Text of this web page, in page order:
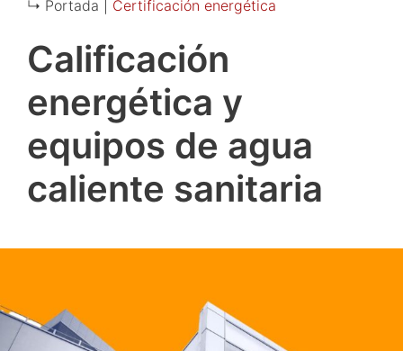
↳ Portada | Certificación energética
Calificación
energética y
equipos de agua
caliente sanitaria